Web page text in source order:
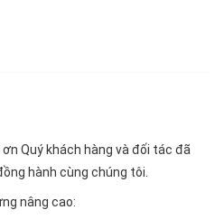
Quý khách hàng và đối tác đã
hành cùng chúng tôi.
nâng cao: